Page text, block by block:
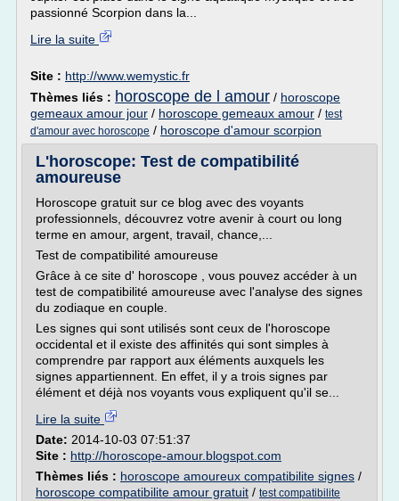
passionné Scorpion dans la...
Lire la suite
Site : http://www.wemystic.fr
Thèmes liés : horoscope de l amour / horoscope
gemeaux amour jour / horoscope gemeaux amour / test
d'amour avec horoscope / horoscope d'amour scorpion
L'horoscope: Test de compatibilité
amoureuse
Horoscope gratuit sur ce blog avec des voyants
professionnels, découvrez votre avenir à court ou long
terme en amour, argent, travail, chance,...
Test de compatibilité amoureuse
Grâce à ce site d' horoscope , vous pouvez accéder à un
test de compatibilité amoureuse avec l'analyse des signes
du zodiaque en couple.
Les signes qui sont utilisés sont ceux de l'horoscope
occidental et il existe des affinités qui sont simples à
comprendre par rapport aux éléments auxquels les
signes appartiennent. En effet, il y a trois signes par
élément et déjà nos voyants vous expliquent qu'il se...
Lire la suite
Date: 2014-10-03 07:51:37
Site : http://horoscope-amour.blogspot.com
Thèmes liés : horoscope amoureux compatibilite signes /
horoscope compatibilite amour gratuit / test compatibilite